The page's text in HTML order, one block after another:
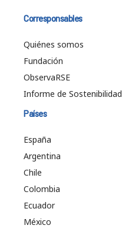
Corresponsables
Quiénes somos
Fundación
ObservaRSE
Informe de Sostenibilidad
Países
España
Argentina
Chile
Colombia
Ecuador
México